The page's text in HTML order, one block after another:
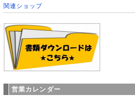
関連ショップ
営業カレンダー